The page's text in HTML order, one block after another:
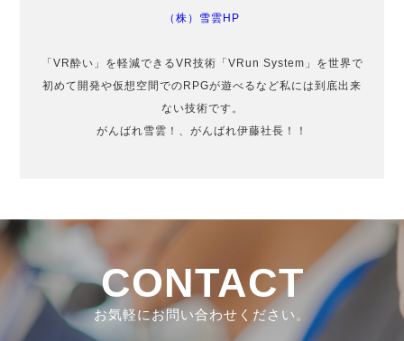
（株）雪雲HP
「VR酔い」を軽減できるVR技術「VRun System」を世界で
初めて開発や仮想空間でのRPGが遊べるなど私には到底出来
ない技術です。
がんばれ雪雲！、がんばれ伊藤社長！！
CONTACT
お気軽にお問い合わせください。